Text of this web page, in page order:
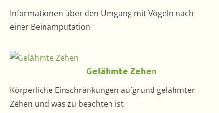
Informationen über den Umgang mit Vögeln nach
einer Beinamputation
Gelähmte Zehen
Körperliche Einschränkungen aufgrund gelähmter
Zehen und was zu beachten ist